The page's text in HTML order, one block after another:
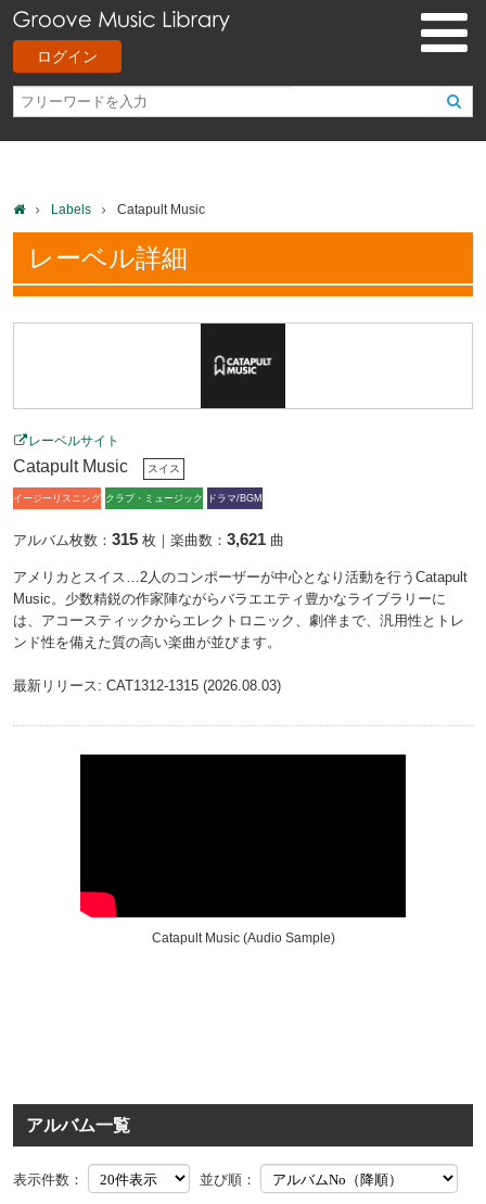
ログイン
Labels Catapult Music
レーベル詳細
レーベルサイト
Catapult Music スイス
イージーリスニング クラブ・ミュージック ドラマ/BGM
アルバム枚数： 315 枚｜楽曲数： 3,621 曲
アメリカとスイス…2人のコンポーザーが中心となり活動を行うCatapult
Music。少数精鋭の作家陣ながらバラエエティ豊かなライブラリーに
は、アコースティックからエレクトロニック、劇伴まで、汎用性とトレ
ンド性を備えた質の高い楽曲が並びます。
最新リリース: CAT1312-1315 (2026.08.03)
Catapult Music (Audio Sample)
アルバム一覧
表示件数： 並び順：